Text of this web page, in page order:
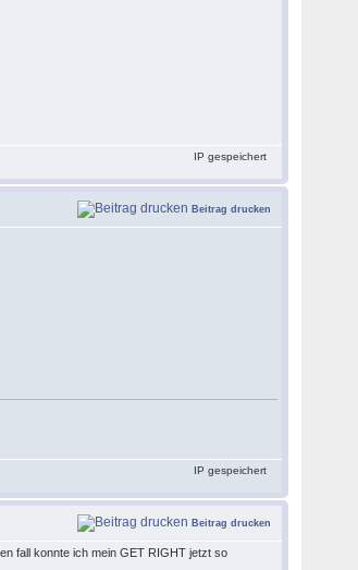
IP gespeichert
Beitrag drucken
IP gespeichert
Beitrag drucken
fall konnte ich mein GET RIGHT jetzt so